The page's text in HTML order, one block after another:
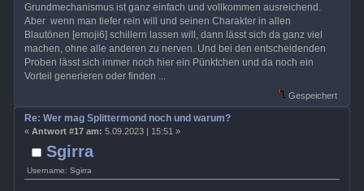
Grundmechanismus ist ganz einfach und vollkommen ausreichend.
Aber wenn man tiefer rein will und seinen Charakter in allen
Blautönen [emoji6] schillern lassen will, dann lässt sich da ganz viel
machen, ohne alle anderen zu nerven. Und bei den entscheidenden
Proben lässt sich immer noch hier ein Pünktchen und da noch ein
Vorteil generieren oder finden ...
Gespeichert
Sgirra
Username: Sgirra
Re: Wer mag Splittermond noch und warum?
« Antwort #17 am: 5.09.2023 | 15:51 »